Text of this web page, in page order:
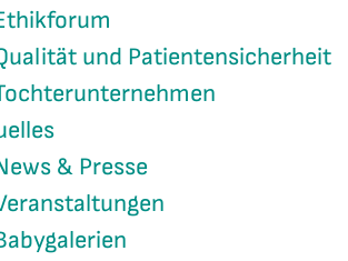
und Patientensicherheit
& Presse